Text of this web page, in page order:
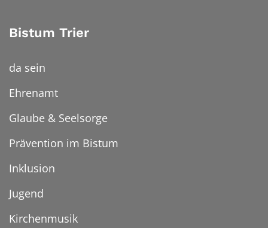
Bistum Trier
da sein
Ehrenamt
Glaube & Seelsorge
Prävention im Bistum
Inklusion
Jugend
Kirchenmusik